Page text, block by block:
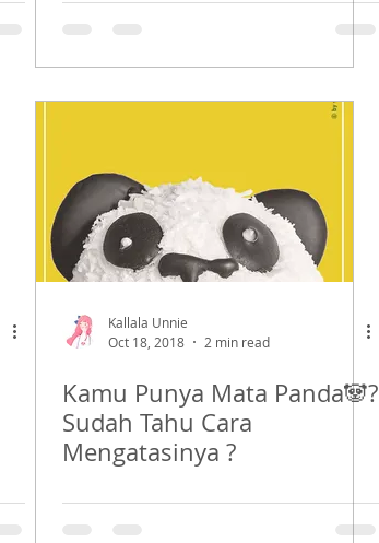
Kallala Unnie
Oct 18, 2018
2 min read
Kamu Punya Mata Panda🐼?
Sudah Tahu Cara
Mengatasinya ?